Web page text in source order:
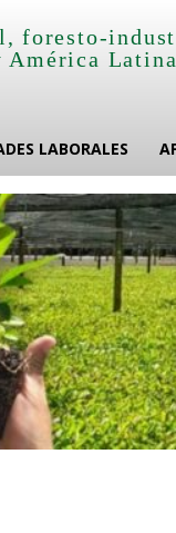
foresto-
América
LABORALES